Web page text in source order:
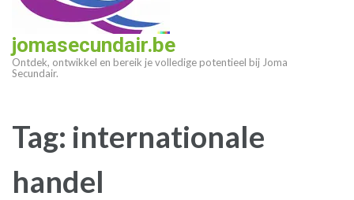
jomasecundair.be
Ontdek, ontwikkel en bereik je volledige potentieel bij Joma
Secundair.
Tag: internationale
handel